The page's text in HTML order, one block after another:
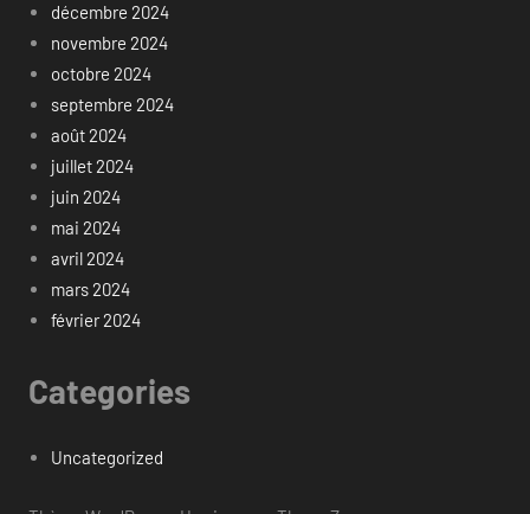
décembre 2024
novembre 2024
octobre 2024
septembre 2024
août 2024
juillet 2024
juin 2024
mai 2024
avril 2024
mars 2024
février 2024
Categories
Uncategorized